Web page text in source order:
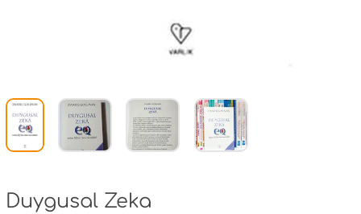
Duygusal Zeka